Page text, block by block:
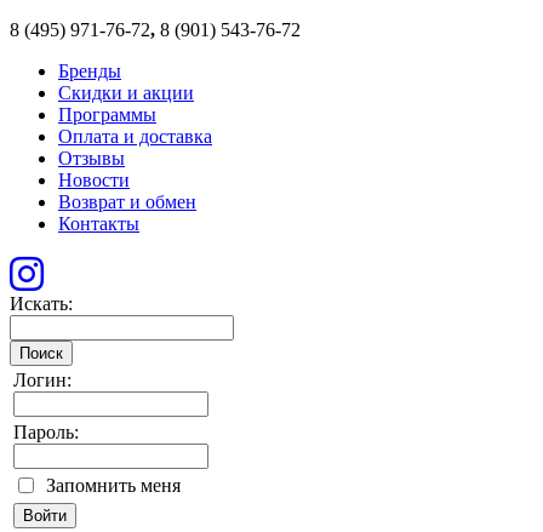
8 (495) 971-76-72, 8 (901) 543-76-72
Бренды
Скидки и акции
Программы
Оплата и доставка
Отзывы
Новости
Возврат и обмен
Контакты
Искать:
Поиск
Логин:
Пароль:
Запомнить меня